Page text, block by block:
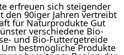
erfreuen sich steigender
den 90iger Jahren vertreibt
für Naturprodukte Gut
verschiedene Bio-
und Bio-Futtergetreide
bestmögliche Produkte